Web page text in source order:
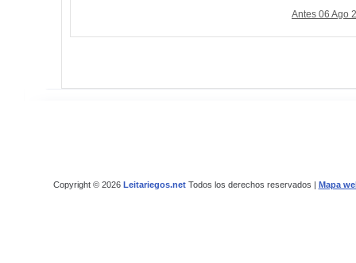
Antes 06 Ago
Copyright © 2026 Leitariegos.netTodos los derechos reservados | Mapa